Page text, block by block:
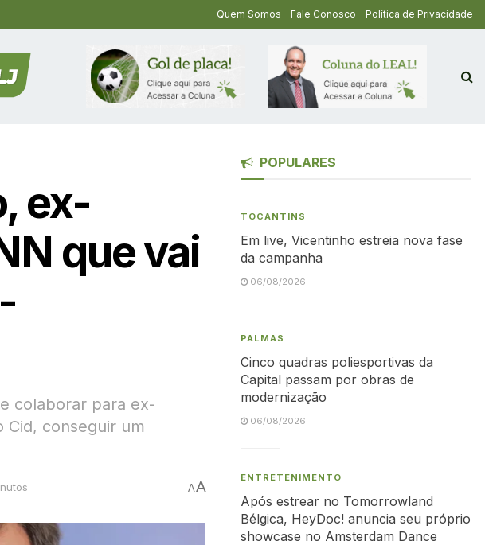
Quem Somos Fale Conosco Política de Privacidade
ex-
que vai
colaborar para ex-
Cid, conseguir um
AA
POPULARES
TOCANTINS
Em live, Vicentinho estreia nova fase
da campanha
06/08/2026
PALMAS
Cinco quadras poliesportivas da
Capital passam por obras de
modernização
06/08/2026
ENTRETENIMENTO
Após estrear no Tomorrowland
Bélgica, HeyDoc! anuncia seu próprio
showcase no Amsterdam Dance